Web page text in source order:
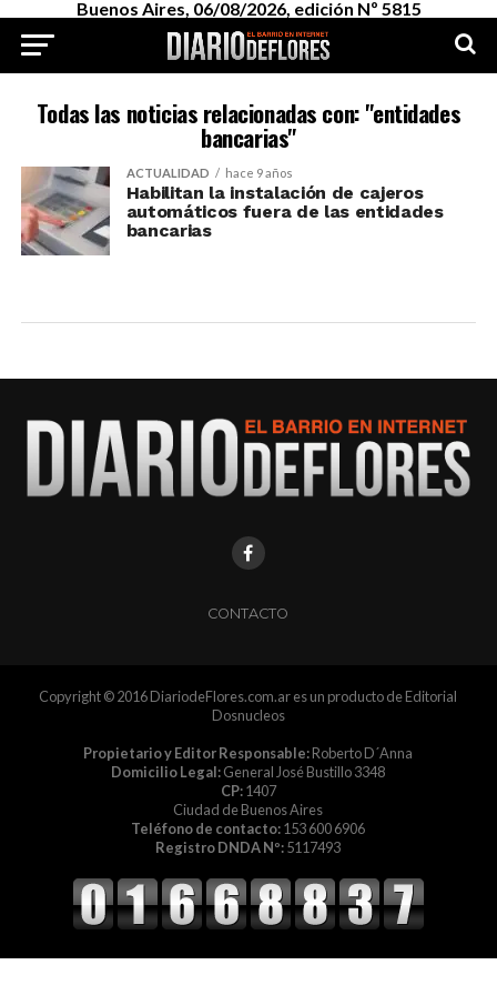
Buenos Aires, 06/08/2026, edición Nº 5815
Todas las noticias relacionadas con: "entidades
bancarias"
ACTUALIDAD hace 9 años
Habilitan la instalación de cajeros
automáticos fuera de las entidades
bancarias
CONTACTO
Copyright © 2016 DiariodeFlores.com.ar es un producto de Editorial
Dosnucleos
Propietario y Editor Responsable:Roberto D´Anna
Domicilio Legal:General José Bustillo 3348
CP:1407
Ciudad de Buenos Aires
Teléfono de contacto:153 600 6906
Registro DNDA Nº:5117493